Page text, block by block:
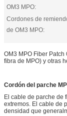
OM3 MPO:
Cordones de
de OM3 MPO:
OM3 MPO Fiber
fibra de MPO) y otras
Cordón del parche
El cable de parche de
extremos. El cable de
densidad que